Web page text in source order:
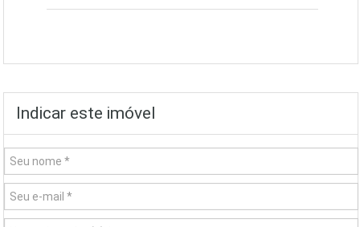
Indicar este imóvel